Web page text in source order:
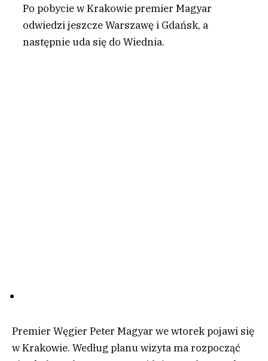
Po pobycie w Krakowie premier Magyar
odwiedzi jeszcze Warszawę i Gdańsk, a
następnie uda się do Wiednia.
Premier Węgier Peter Magyar we wtorek pojawi się
w Krakowie. Według planu wizyta ma rozpocząć